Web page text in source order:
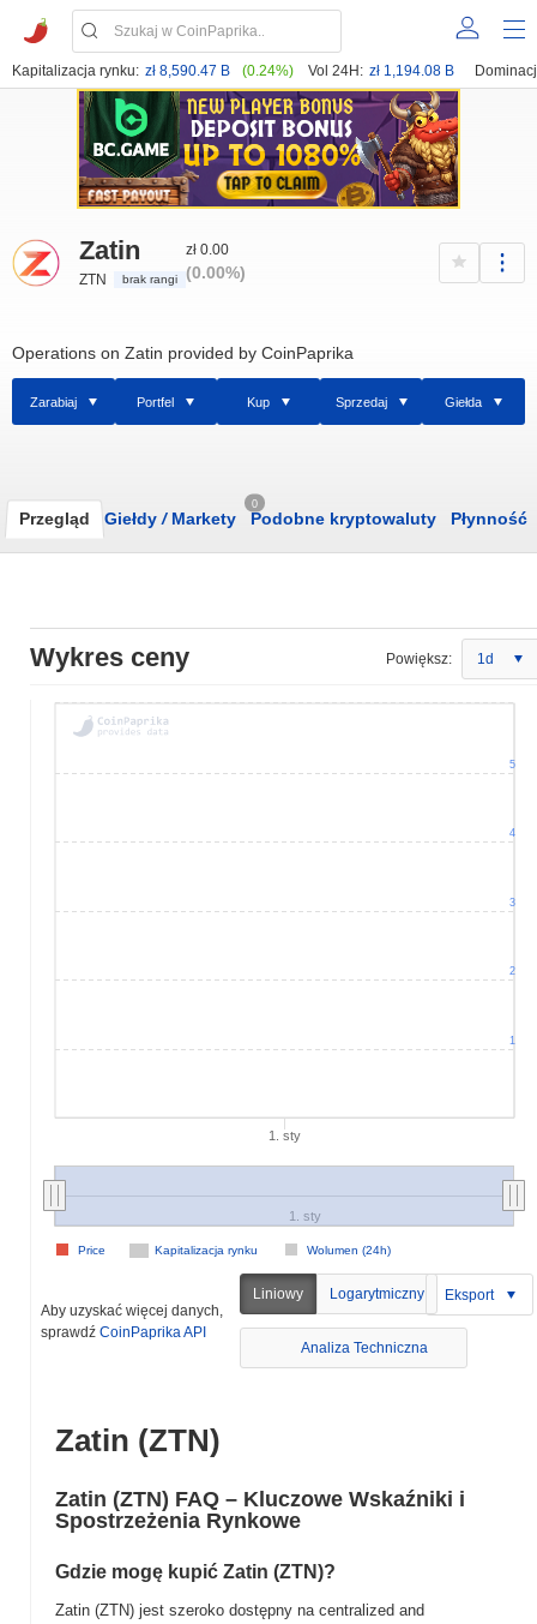
Kapitalizacja rynku: zł 8,590.47 B (0.24%) Vol 24H: zł 1,194.08 B
Zatin
ZTN brak rangi
zł 0.00
(0.00%)
Operations on Zatin provided by CoinPaprika
Zarabiaj Portfel Kup Sprzedaj Giełda
Przegląd Giełdy /Markety
0
Podobne kryptowaluty Płynność
Wykres ceny Powiększ: 1d
1. sty
Kapitalizacja rynku Wolumen (24h)
Price
1. sty
1
2
3
4
5
Aby uzyskać więcej danych,
sprawdź CoinPaprika API
Liniowy Logarytmiczny Eksport
Analiza Techniczna
Zatin (ZTN)
Zatin (ZTN) FAQ – Kluczowe Wskaźniki i
Spostrzeżenia Rynkowe
Gdzie mogę kupić Zatin (ZTN)?
Zatin (ZTN) jest szeroko dostępny na centralized and